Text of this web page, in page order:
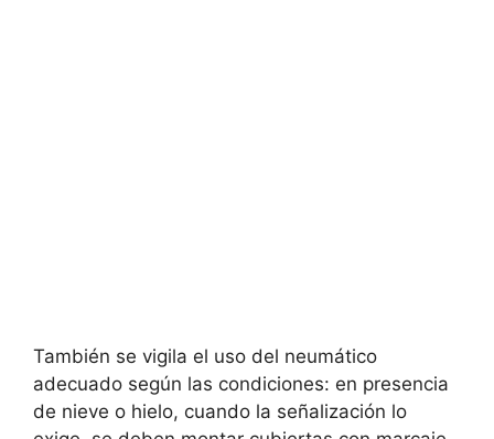
También se vigila el uso del neumático
adecuado según las condiciones: en presencia
de nieve o hielo, cuando la señalización lo